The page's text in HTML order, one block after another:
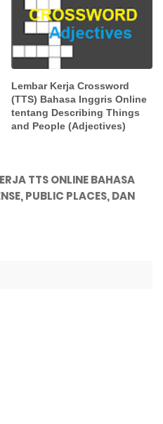
Lembar Kerja Crossword
(TTS) Bahasa Inggris Online
tentang Describing Things
and People (Adjectives)
TTS ONLINE BAHASA
PUBLIC PLACES, DAN